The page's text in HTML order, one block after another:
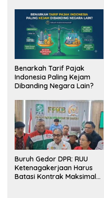
Benarkah Tarif Pajak
Indonesia Paling Kejam
Dibanding Negara Lain?
Buruh Gedor DPR: RUU
Ketenagakerjaan Harus
Batasi Kontrak Maksimal